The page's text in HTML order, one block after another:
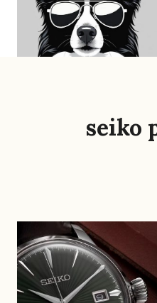
contenido
seiko